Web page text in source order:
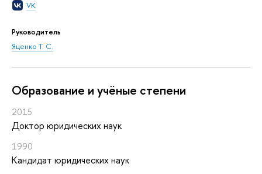
VK
Руководитель
Яценко Т. С.
Oбразование и учёные степени
2015
Доктор юридических наук
1990
Кандидат юридических наук